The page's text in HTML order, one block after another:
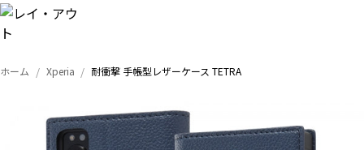
トップ
iPhone
ホーム Xperia 耐衝撃 手帳型レザーケース TETRA